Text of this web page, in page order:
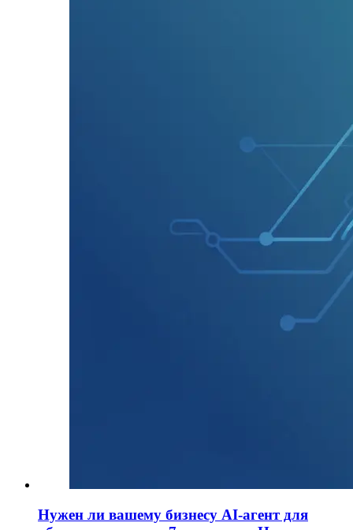
Нужен ли вашему бизнесу AI-агент для